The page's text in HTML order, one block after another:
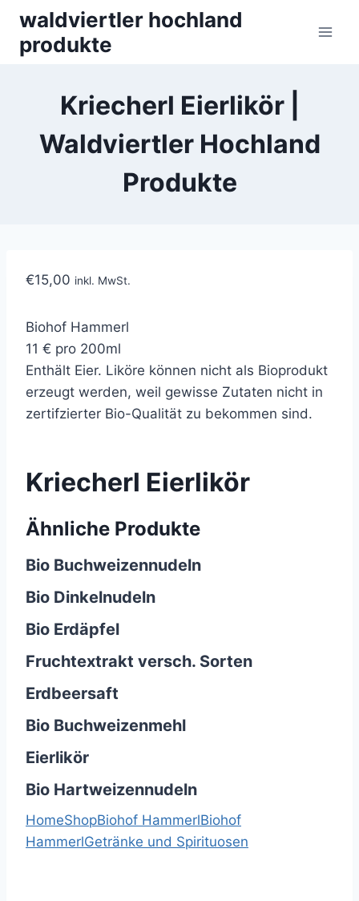
content
waldviertler hochland
produkte
Kriecherl Eierlikör |
Waldviertler Hochland
Produkte
€15,00 inkl. MwSt.
Biohof Hammerl
11 € pro 200ml
Enthält Eier. Liköre können nicht als Bioprodukt
erzeugt werden, weil gewisse Zutaten nicht in
zertifzierter Bio-Qualität zu bekommen sind.
Kriecherl Eierlikör
Ähnliche Produkte
Bio Buchweizennudeln
Bio Dinkelnudeln
Bio Erdäpfel
Fruchtextrakt versch. Sorten
Erdbeersaft
Bio Buchweizenmehl
Eierlikör
Bio Hartweizennudeln
HomeShopBiohof HammerlBiohof
HammerlGetränke und Spirituosen